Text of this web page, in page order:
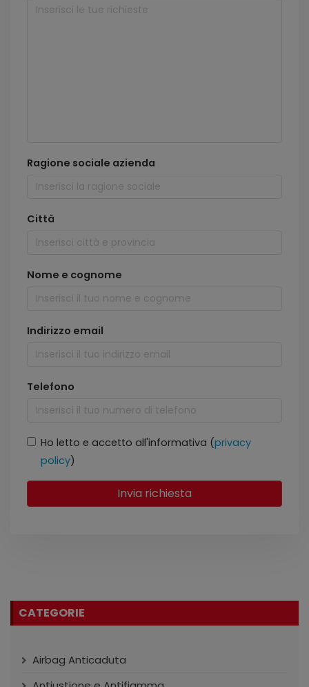
CATEGORIE
Airbag Anticaduta
Ragione sociale azienda
Città
Nome e cognome
Indirizzo email
Telefono
Ho letto e accetto all'informativa (privacy
policy)
Invia richiesta